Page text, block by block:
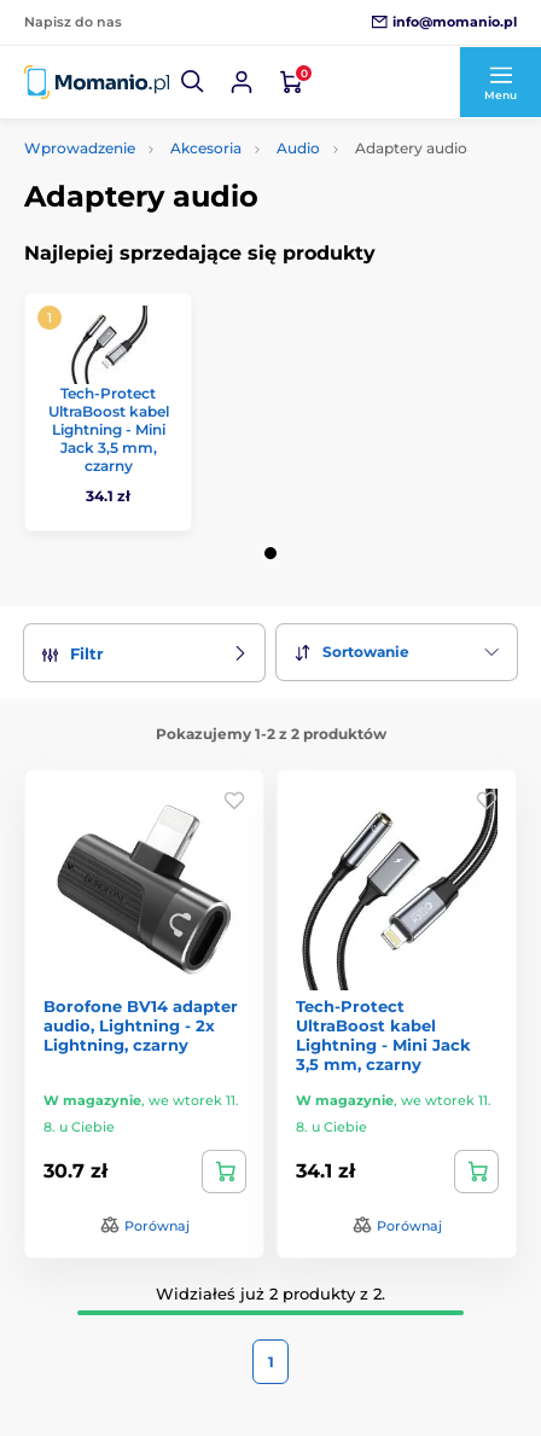
Napisz do nas info@momanio.pl
0
Menu
Wprowadzenie Akcesoria Audio Adaptery audio
Adaptery audio
Najlepiej sprzedające się produkty
Tech-Protect
UltraBoost kabel
Lightning - Mini
Jack 3,5 mm,
czarny
34.1 zł
Filtr Sortowanie
Pokazujemy 1-2 z 2 produktów
Borofone BV14 adapter
audio, Lightning - 2x
Lightning, czarny
W magazynie, we wtorek 11.
8. u Ciebie
30.7 zł
Porównaj
Tech-Protect
UltraBoost kabel
Lightning - Mini Jack
3,5 mm, czarny
W magazynie, we wtorek 11.
8. u Ciebie
34.1 zł
Porównaj
Widziałeś już 2 produkty z 2.
1